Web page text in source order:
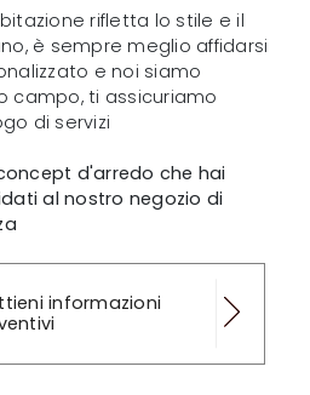
rifletta lo stile e il
è sempre meglio affidarsi
e noi siamo
campo, ti assicuriamo
di servizi
d'arredo che hai
al nostro negozio di
informazioni